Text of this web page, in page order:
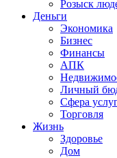
Розыск
Деньги
Экономика
Бизнес
Финансы
АПК
Личный
Сфера
Торговля
Жизнь
Здоровье
Дом